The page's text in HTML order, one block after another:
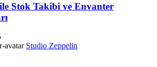
Stok Takibi ve Envanter
Studio Zeppelin